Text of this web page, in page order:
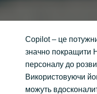
Copilot – це
значно покращити
персоналу до
Використовуючи
можуть